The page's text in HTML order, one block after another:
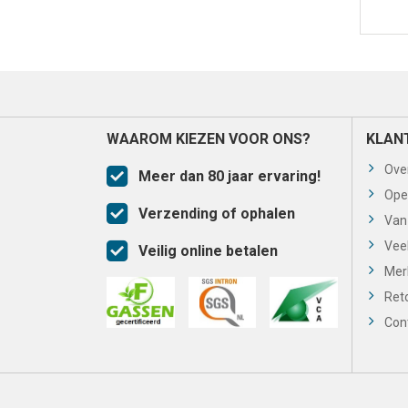
WAAROM KIEZEN VOOR ONS?
Meer dan 80 jaar ervaring!
Verzending of ophalen
Veilig online betalen